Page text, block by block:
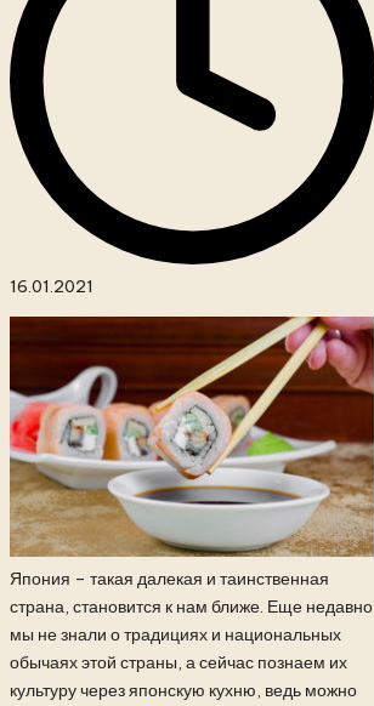
16.01.2021
Япония – такая далекая и таинственная
страна, становится к нам ближе. Еще недавно
мы не знали о традициях и национальных
обычаях этой страны, а сейчас познаем их
культуру через японскую кухню, ведь можно